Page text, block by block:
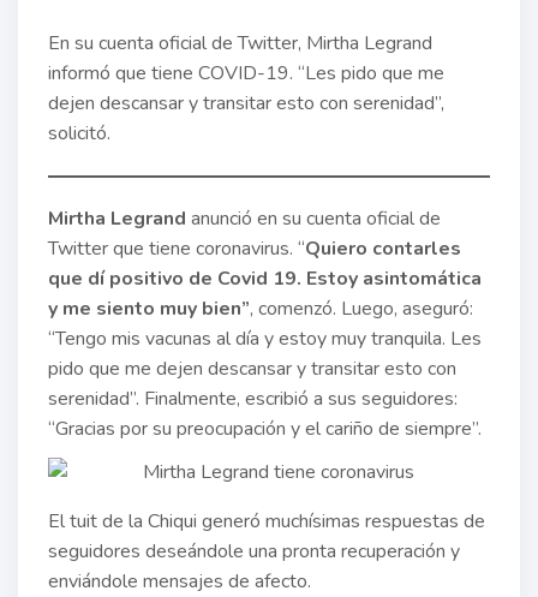
En su cuenta oficial de Twitter, Mirtha Legrand
informó que tiene COVID-19. “Les pido que me
dejen descansar y transitar esto con serenidad”,
solicitó.
Mirtha Legrand anunció en su cuenta oficial de
Twitter que tiene coronavirus. “Quiero contarles
que dí positivo de Covid 19. Estoy asintomática
y me siento muy bien”, comenzó. Luego, aseguró:
“Tengo mis vacunas al día y estoy muy tranquila. Les
pido que me dejen descansar y transitar esto con
serenidad”. Finalmente, escribió a sus seguidores:
“Gracias por su preocupación y el cariño de siempre”.
El tuit de la Chiqui generó muchísimas respuestas de
seguidores deseándole una pronta recuperación y
enviándole mensajes de afecto.